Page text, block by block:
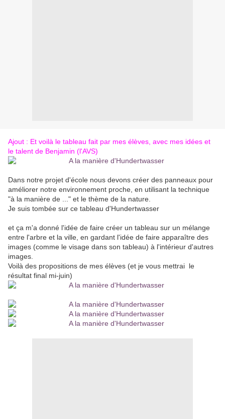
Ajout : Et voilà le tableau fait par mes élèves, avec mes idées et
le talent de Benjamin (l'AVS)
Dans notre projet d'école nous devons créer des panneaux pour
améliorer notre environnement proche, en utilisant la technique
"à la manière de ..." et le thème de la nature.
Je suis tombée sur ce tableau d'Hundertwasser
et ça m'a donné l'idée de faire créer un tableau sur un mélange
entre l'arbre et la ville, en gardant l'idée de faire apparaître des
images (comme le visage dans son tableau) à l'intérieur d'autres
images.
Voilà des propositions de mes élèves (et je vous mettrai le
résultat final mi-juin)